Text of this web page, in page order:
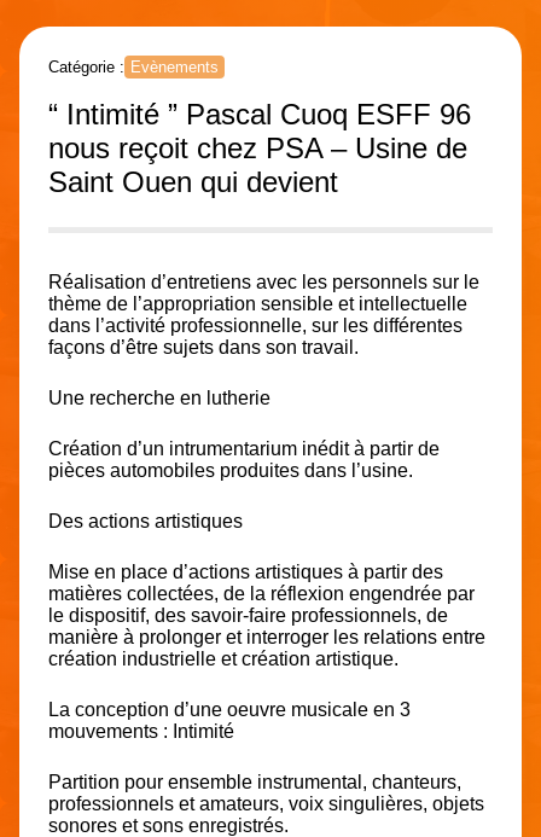
Catégorie : Evènements
“ Intimité ” Pascal Cuoq ESFF 96
nous reçoit chez PSA – Usine de
Saint Ouen qui devient
Réalisation d’entretiens avec les personnels sur le
thème de l’appropriation sensible et intellectuelle
dans l’activité professionnelle, sur les différentes
façons d’être sujets dans son travail.
Une recherche en lutherie
Création d’un intrumentarium inédit à partir de
pièces automobiles produites dans l’usine.
Des actions artistiques
Mise en place d’actions artistiques à partir des
matières collectées, de la réflexion engendrée par
le dispositif, des savoir-faire professionnels, de
manière à prolonger et interroger les relations entre
création industrielle et création artistique.
La conception d’une oeuvre musicale en 3
mouvements : Intimité
Partition pour ensemble instrumental, chanteurs,
professionnels et amateurs, voix singulières, objets
sonores et sons enregistrés.